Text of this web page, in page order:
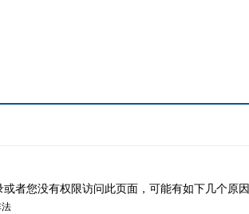
或者您没有权限访问此页面，可能有如下几个原因